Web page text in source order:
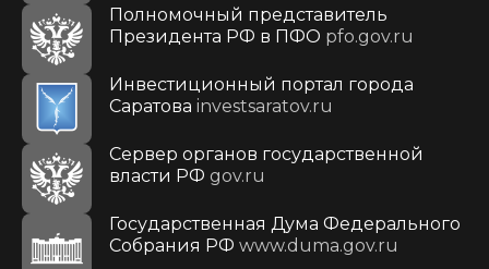
Полномочный представитель
Президента РФ в ПФО pfo.gov.ru
Инвестиционный портал города
Саратова investsaratov.ru
Сервер органов государственной
власти РФ gov.ru
Государственная Дума Федерального
Собрания РФ www.duma.gov.ru